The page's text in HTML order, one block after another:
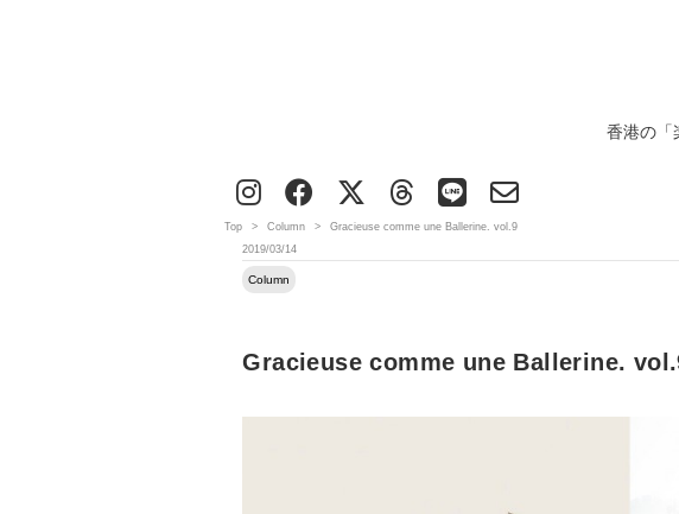
香港の「
Top > Column >
Gracieuse comme une Ballerine. vol.9
2019/03/14
Column
Gracieuse comme une Ballerine.